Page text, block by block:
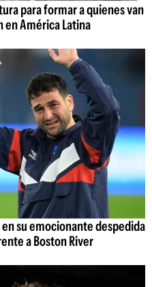
para formar a quienes van
en América Latina
su emocionante despedida
a Boston River